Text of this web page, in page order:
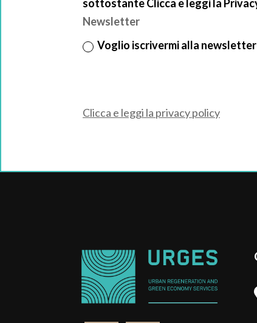
sottostante Clicca e leggi la
Newsletter
Voglio iscrivermi alla
Clicca e leggi la privacy policy